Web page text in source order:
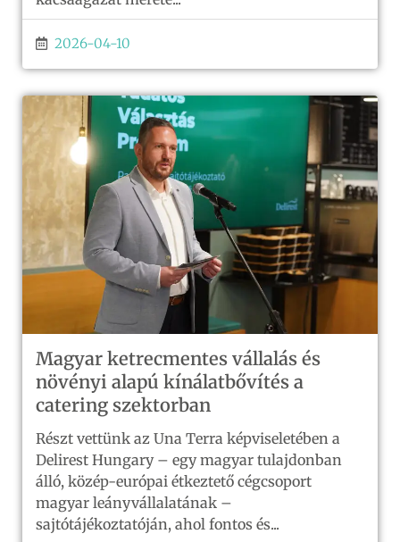
2026-04-10
Magyar ketrecmentes vállalás és
növényi alapú kínálatbővítés a
catering szektorban
Részt vettünk az Una Terra képviseletében a
Delirest Hungary – egy magyar tulajdonban
álló, közép-európai étkeztető cégcsoport
magyar leányvállalatának –
sajtótájékoztatóján, ahol fontos és...